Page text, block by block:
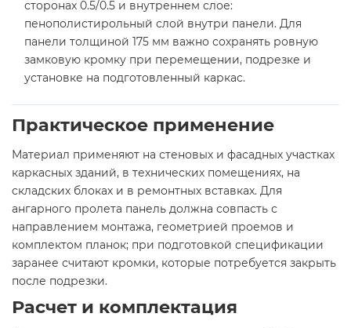
сторонах 0.5/0.5 и внутреннем слое:
пенополистирольный слой внутри панели. Для
панели толщиной 175 мм важно сохранять ровную
замковую кромку при перемещении, подрезке и
установке на подготовленный каркас.
Практическое применение
Материал применяют на стеновых и фасадных участках
каркасных зданий, в технических помещениях, на
складских блоках и в ремонтных вставках. Для
ангарного пролета панель должна совпасть с
направлением монтажа, геометрией проемов и
комплектом планок; при подготовкой спецификации
заранее считают кромки, которые потребуется закрыть
после подрезки.
Расчет и комплектация